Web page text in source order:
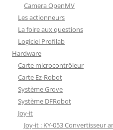
Camera OpenMV
Les actionneurs
La foire aux questions
Logiciel Profilab
Hardware
Carte microcontrôleur
Carte Ez-Robot
Système Grove
Système DFRobot
Joy-it
Joy-it : KY-053 Convertisseur